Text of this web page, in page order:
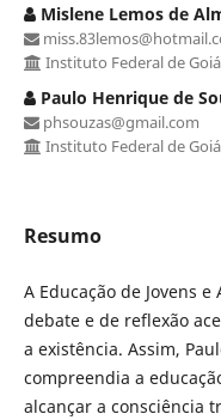
Mislene Lemos de
Instituto Federal de
Paulo Henrique de
phsouzas@gmail.com
Instituto Federal de
Resumo
A Educação de Jovens
debate e de reflexão
a existência. Assim,
compreendia a
alcançar a consciência